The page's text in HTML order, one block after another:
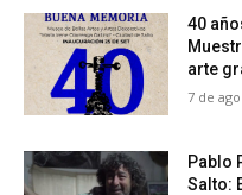
40
arte
7 de
Pablo
Salto: